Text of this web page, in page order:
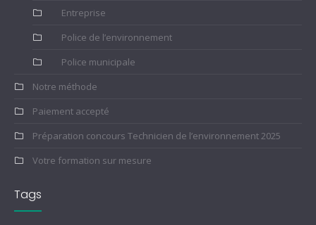
Entreprise
Police de l’environnement
Police municipale
Notre méthode
Paiement accepté
Préparation concours Technicien de l’environnement 2025
Votre formation sur mesure
Tags